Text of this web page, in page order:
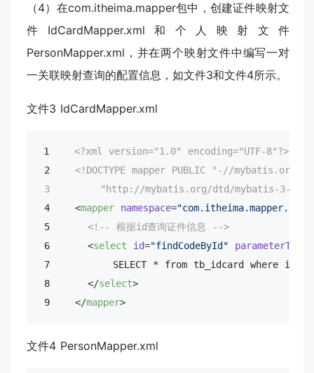
（4）在com.itheima.mapper包中，创建证件映射文
件IdCardMapper.xml和个人映射文件
PersonMapper.xml，并在两个映射文件中编写一对
一关联映射查询的配置信息，如文件3和文件4所示。
文件3 IdCardMapper.xml
1 <?xml version="1.0" encoding="UTF-8"?>
2 <!DOCTYPE mapper PUBLIC
"-//mybatis.org//
3
"http://mybatis.org/dtd/mybatis-3-
4 <mapper namespace=
5 <!-- 根据id查询证件信息 -->
6 <select id="findCodeById" parameterType
7          SELECT * from tb_idcard where id=#
8 </select>
9 </mapper>
文件4 PersonMapper.xml